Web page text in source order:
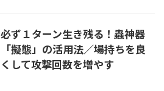
必ず１ターン生き残る！蟲神器
「擬態」の活用法／場持ちを良
くして攻撃回数を増やす